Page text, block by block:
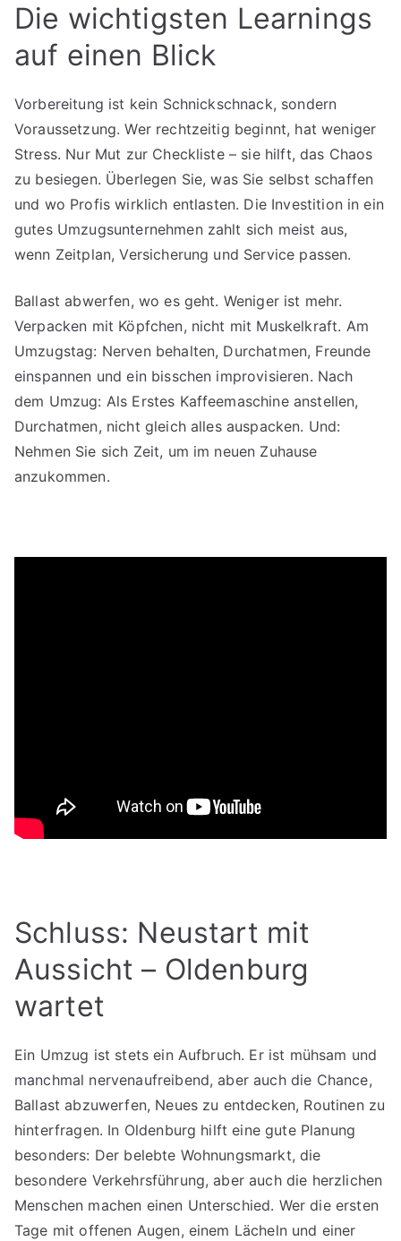
Die wichtigsten Learnings
auf einen Blick
Vorbereitung ist kein Schnickschnack, sondern
Voraussetzung. Wer rechtzeitig beginnt, hat weniger
Stress. Nur Mut zur Checkliste – sie hilft, das Chaos
zu besiegen. Überlegen Sie, was Sie selbst schaffen
und wo Profis wirklich entlasten. Die Investition in ein
gutes Umzugsunternehmen zahlt sich meist aus,
wenn Zeitplan, Versicherung und Service passen.
Ballast abwerfen, wo es geht. Weniger ist mehr.
Verpacken mit Köpfchen, nicht mit Muskelkraft. Am
Umzugstag: Nerven behalten, Durchatmen, Freunde
einspannen und ein bisschen improvisieren. Nach
dem Umzug: Als Erstes Kaffeemaschine anstellen,
Durchatmen, nicht gleich alles auspacken. Und:
Nehmen Sie sich Zeit, um im neuen Zuhause
anzukommen.
Schluss: Neustart mit
Aussicht – Oldenburg
wartet
Ein Umzug ist stets ein Aufbruch. Er ist mühsam und
manchmal nervenaufreibend, aber auch die Chance,
Ballast abzuwerfen, Neues zu entdecken, Routinen zu
hinterfragen. In Oldenburg hilft eine gute Planung
besonders: Der belebte Wohnungsmarkt, die
besondere Verkehrsführung, aber auch die herzlichen
Menschen machen einen Unterschied. Wer die ersten
Tage mit offenen Augen, einem Lächeln und einer